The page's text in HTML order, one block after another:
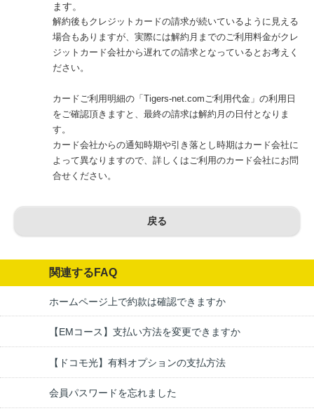
ます。
解約後もクレジットカードの請求が続いているように見える
場合もありますが、実際には解約月までのご利用料金がクレ
ジットカード会社から遅れての請求となっているとお考えく
ださい。
カードご利用明細の「Tigers-net.comご利用代金」の利用日
をご確認頂きますと、最終の請求は解約月の日付となりま
す。
カード会社からの通知時期や引き落とし時期はカード会社に
よって異なりますので、詳しくはご利用のカード会社にお問
合せください。
戻る
関連するFAQ
ホームページ上で約款は確認できますか
【EMコース】支払い方法を変更できますか
【ドコモ光】有料オプションの支払方法
会員パスワードを忘れました